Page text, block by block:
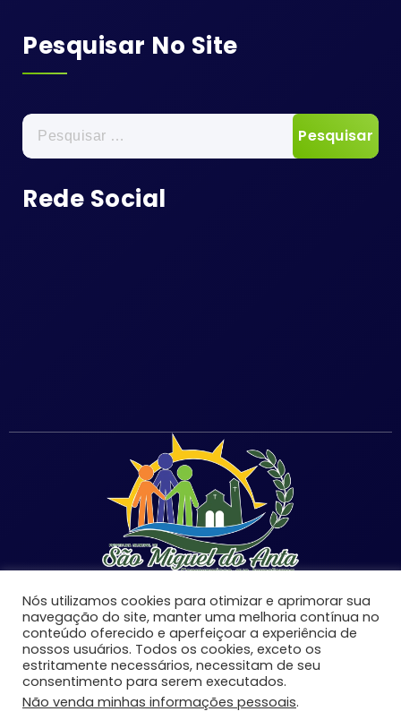
Pesquisar No Site
Pesquisar
por:
Rede Social
©Copyright 2026 | Prefeitura Municipal de São Miguel
do Anta-MG | Todos os direitos reservados.
Desenvolvido por:
Nós utilizamos cookies para otimizar e aprimorar sua
navegação do site, manter uma melhoria contínua no
conteúdo oferecido e aperfeiçoar a experiência de
nossos usuários. Todos os cookies, exceto os
estritamente necessários, necessitam de seu
consentimento para serem executados.
Não venda minhas informações pessoais.